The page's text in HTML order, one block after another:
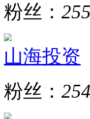
粉丝：
山海投资
粉丝：